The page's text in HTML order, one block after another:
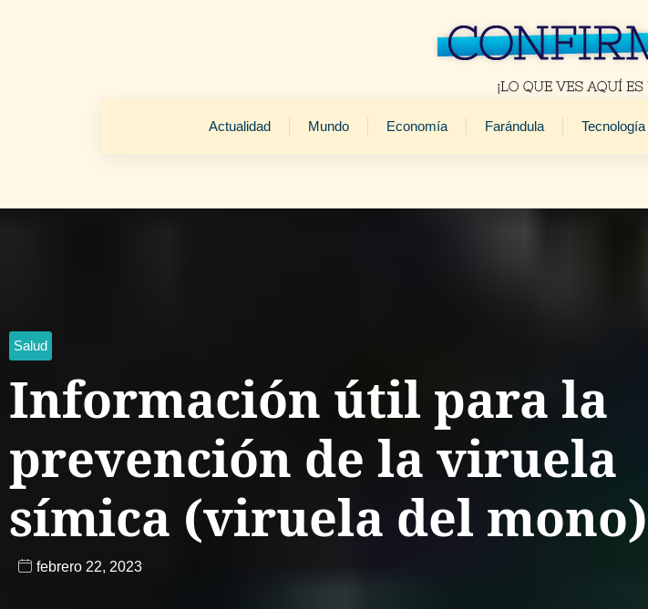
Actualidad Mundo Economía Farándula Tecnología
Salud
Información útil para la
prevención de la viruela
símica (viruela del mono)
febrero 22, 2023